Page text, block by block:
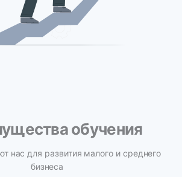
обучения
нас для развития малого и среднего
бизнеса